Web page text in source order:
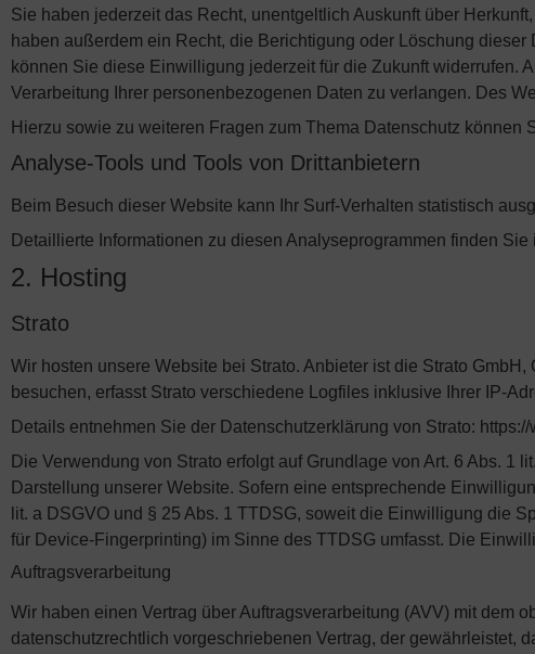
Sie haben jederzeit das Recht, unentgeltlich Auskunft über
haben außerdem ein Recht, die Berichtigung oder Löschung
können Sie diese Einwilligung jederzeit für die Zukunft widerrufen.
Verarbeitung Ihrer personenbezogenen Daten zu verlangen. Des
Hierzu sowie zu weiteren Fragen zum Thema Datenschutz können
Analyse-Tools und Tools von Dritt­anbietern
Beim Besuch dieser Website kann Ihr Surf-Verhalten statistisch
Detaillierte Informationen zu diesen Analyseprogrammen finden
2. Hosting
Strato
Wir hosten unsere Website bei Strato. Anbieter ist die Strato
besuchen, erfasst Strato verschiedene Logfiles inklusive Ihrer IP-
Details entnehmen Sie der Datenschutzerklärung von Strato:
Die Verwendung von Strato erfolgt auf Grundlage von Art. 6 Abs. 1
Darstellung unserer Website. Sofern eine entsprechende
lit. a DSGVO und § 25 Abs. 1 TTDSG, soweit die Einwilligung die
für Device-Fingerprinting) im Sinne des TTDSG umfasst. Die
Auftragsverarbeitung
Wir haben einen Vertrag über Auftragsverarbeitung (AVV) mit dem
datenschutzrechtlich vorgeschriebenen Vertrag, der gewährleistet,